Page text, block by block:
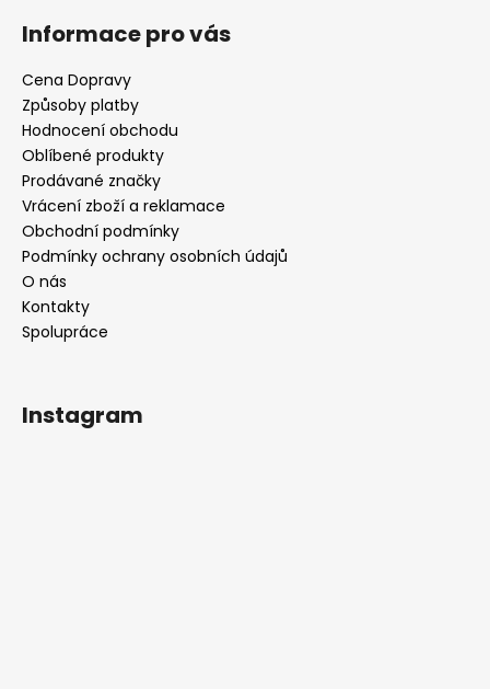
Informace pro vás
Cena Dopravy
Způsoby platby
Hodnocení obchodu
Oblíbené produkty
Prodávané značky
Vrácení zboží a reklamace
Obchodní podmínky
Podmínky ochrany osobních údajů
O nás
Kontakty
Spolupráce
Instagram